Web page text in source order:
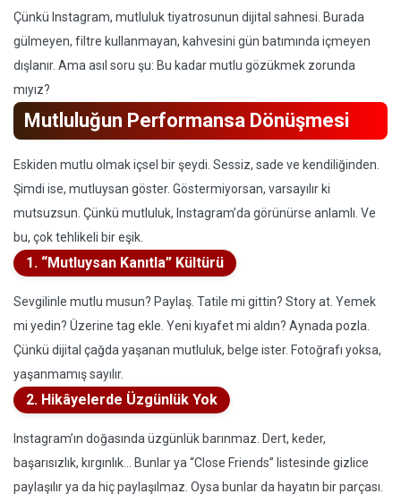
Çünkü Instagram, mutluluk tiyatrosunun dijital sahnesi. Burada
gülmeyen, filtre kullanmayan, kahvesini gün batımında içmeyen
dışlanır. Ama asıl soru şu: Bu kadar mutlu gözükmek zorunda
mıyız?
Mutluluğun Performansa Dönüşmesi
Eskiden mutlu olmak içsel bir şeydi. Sessiz, sade ve kendiliğinden.
Şimdi ise, mutluysan göster. Göstermiyorsan, varsayılır ki
mutsuzsun. Çünkü mutluluk, Instagram’da görünürse anlamlı. Ve
bu, çok tehlikeli bir eşik.
1. “Mutluysan Kanıtla” Kültürü
Sevgilinle mutlu musun? Paylaş. Tatile mi gittin? Story at. Yemek
mi yedin? Üzerine tag ekle. Yeni kıyafet mi aldın? Aynada pozla.
Çünkü dijital çağda yaşanan mutluluk, belge ister. Fotoğrafı yoksa,
yaşanmamış sayılır.
2. Hikâyelerde Üzgünlük Yok
Instagram’ın doğasında üzgünlük barınmaz. Dert, keder,
başarısızlık, kırgınlık... Bunlar ya “Close Friends” listesinde gizlice
paylaşılır ya da hiç paylaşılmaz. Oysa bunlar da hayatın bir parçası.